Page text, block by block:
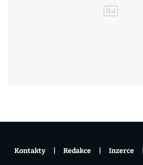
Kontakty Redakce Inzerce